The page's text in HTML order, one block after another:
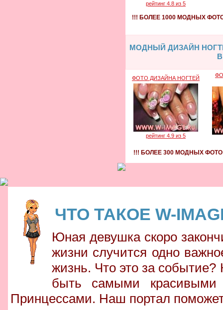
рейтинг 4.8 из 5
!!! БОЛЕЕ 1000 МОДНЫХ
МОДНЫЙ ДИЗАЙН
ФОТО ДИЗАЙНА НОГТЕЙ
рейтинг 4.9 из 5
!!! БОЛЕЕ 300 МОДНЫХ
ЧТО ТАКОЕ W-
Юная девушка скоро
жизни случится одно
жизнь. Что это за
быть самыми красивыми
Принцессами. Наш портал